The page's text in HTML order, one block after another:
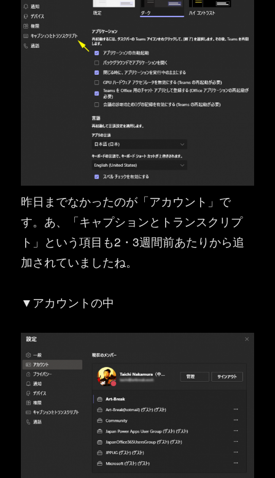
昨日までなかったのが「アカウント」で
す。あ、「キャプションとトランスクリプ
ト」という項目も2・3週間前あたりから追
加されていましたね。
▼アカウントの中